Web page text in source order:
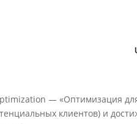
— «Оптимизация
клиентов) и